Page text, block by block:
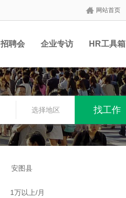
网站首页
招聘会 企业专访 HR工具箱
选择地区
安图县
1万以上/月